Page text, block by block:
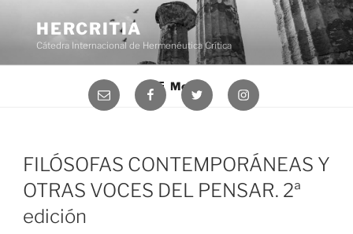
contenido
HERCRITIA
Cátedra Internacional de Hermenéutica Crítica
Menú
FILÓSOFAS CONTEMPORÁNEAS Y
OTRAS VOCES DEL PENSAR. 2ª
edición
Correo
electrónico
FacebookTwitter Instagram